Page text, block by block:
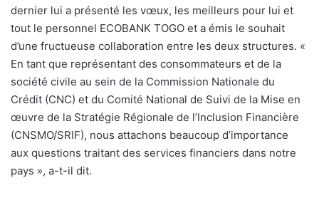
dernier lui a présenté les vœux, les meilleurs pour lui et
tout le personnel ECOBANK TOGO et a émis le souhait
d’une fructueuse collaboration entre les deux structures. «
En tant que représentant des consommateurs et de la
société civile au sein de la Commission Nationale du
Crédit (CNC) et du Comité National de Suivi de la Mise en
œuvre de la Stratégie Régionale de l’Inclusion Financière
(CNSMO/SRIF), nous attachons beaucoup d’importance
aux questions traitant des services financiers dans notre
pays », a-t-il dit.